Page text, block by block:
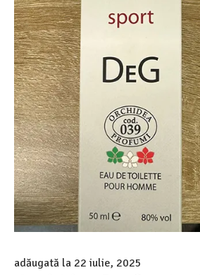
adăugată la 22 iulie, 2025